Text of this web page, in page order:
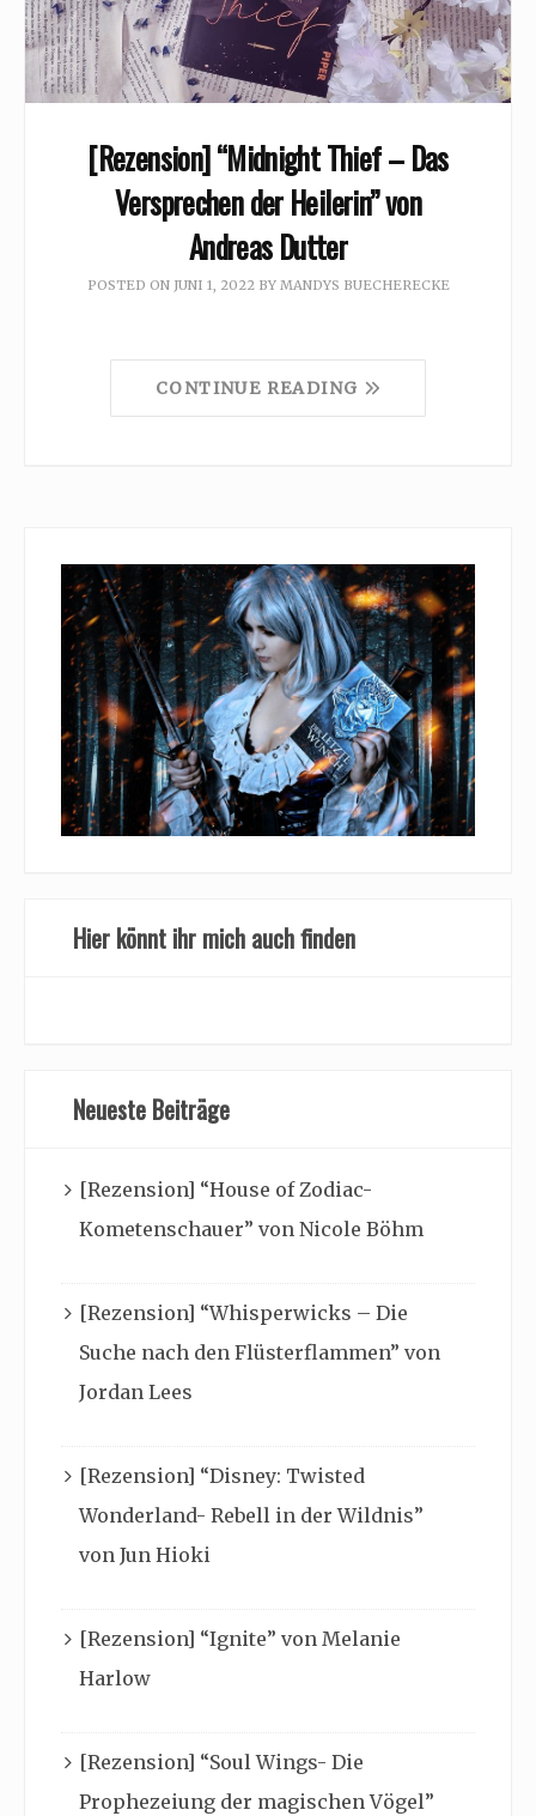
[Rezension] “Midnight Thief – Das
Versprechen der Heilerin” von
Andreas Dutter
POSTED ON JUNI 1, 2022BY MANDYS BUECHERECKE
CONTINUE READING
Hier könnt ihr mich auch finden
Neueste Beiträge
[Rezension] “House of Zodiac-
Kometenschauer” von Nicole Böhm
[Rezension] “Whisperwicks – Die
Suche nach den Flüsterflammen” von
Jordan Lees
[Rezension] “Disney: Twisted
Wonderland- Rebell in der Wildnis”
von Jun Hioki
[Rezension] “Ignite” von Melanie
Harlow
[Rezension] “Soul Wings- Die
Prophezeiung der magischen Vögel”